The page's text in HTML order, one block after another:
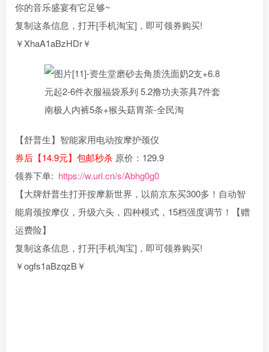
你的音乐盛宴有它足够~
复制这条信息，打开[手机淘宝]，即可领券购买!
￥XhaA1aBzHDr￥
【舒普生】智能家用电动按摩护颈仪
券后【14.9元】包邮秒杀 原价：129.9
领券下单: https://w.url.cn/s/Abhg0g0
【大牌舒普生打开按摩新世界，以前京东买300多！自动智
能肩颈按摩仪，升级六头，四种模式，15档强度调节！【赠
运费险】
复制这条信息，打开[手机淘宝]，即可领券购买!
￥ogfs1aBzqzB￥